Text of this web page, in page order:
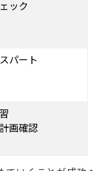
ック
パート
画確認